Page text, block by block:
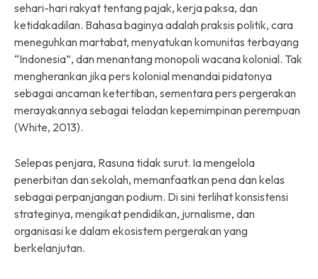
sehari-hari rakyat tentang pajak, kerja paksa, dan
ketidakadilan. Bahasa baginya adalah praksis politik, cara
meneguhkan martabat, menyatukan komunitas terbayang
“Indonesia”, dan menantang monopoli wacana kolonial. Tak
mengherankan jika pers kolonial menandai pidatonya
sebagai ancaman ketertiban, sementara pers pergerakan
merayakannya sebagai teladan kepemimpinan perempuan
(White, 2013).
Selepas penjara, Rasuna tidak surut. Ia mengelola
penerbitan dan sekolah, memanfaatkan pena dan kelas
sebagai perpanjangan podium. Di sini terlihat konsistensi
strateginya, mengikat pendidikan, jurnalisme, dan
organisasi ke dalam ekosistem pergerakan yang
berkelanjutan.